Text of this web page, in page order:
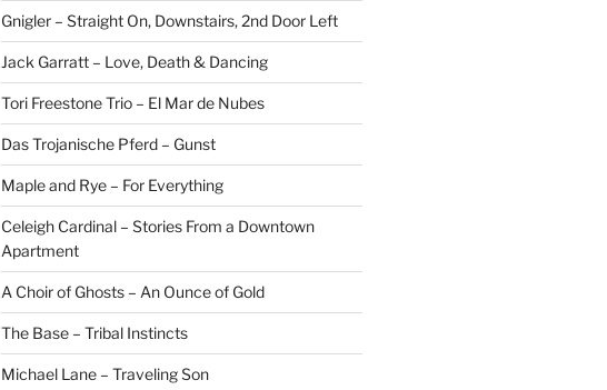
Gnigler – Straight On, Downstairs, 2nd Door Left
Jack Garratt – Love, Death & Dancing
Tori Freestone Trio – El Mar de Nubes
Das Trojanische Pferd – Gunst
Maple and Rye – For Everything
Celeigh Cardinal – Stories From a Downtown
Apartment
A Choir of Ghosts – An Ounce of Gold
The Base – Tribal Instincts
Michael Lane – Traveling Son